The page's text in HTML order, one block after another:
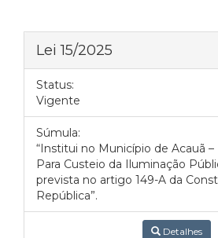
Lei 15/2025
Status:
Vigente
Súmula:
“Institui no Município de Acauã
Para Custeio da Iluminação
prevista no artigo 149-A da
República”.
Detalhes